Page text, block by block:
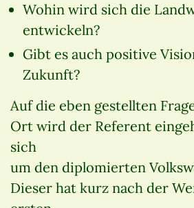
Wohin wird sich die
entwickeln?
Gibt es auch positive
Zukunft?
Auf die eben gestellten
Ort wird der Referent
sich
um den diplomierten
Dieser hat kurz nach der